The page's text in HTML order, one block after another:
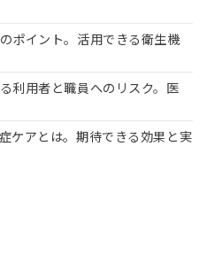
ポイント。活用できる衛生機
利用者と職員へのリスク。医
ケアとは。期待できる効果と実